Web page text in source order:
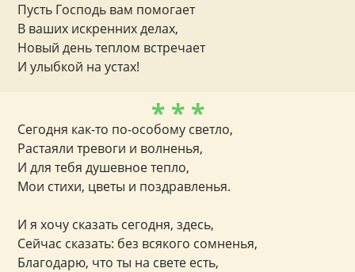
Пусть Господь вам помогает
В ваших искренних делах,
Новый день теплом встречает
И улыбкой на устах!
* * *
Сегодня как-то по-особому светло,
Растаяли тревоги и волненья,
И для тебя душевное тепло,
Мои стихи, цветы и поздравленья.
И я хочу сказать сегодня, здесь,
Сейчас сказать: без всякого сомненья,
Благодарю, что ты на свете есть,